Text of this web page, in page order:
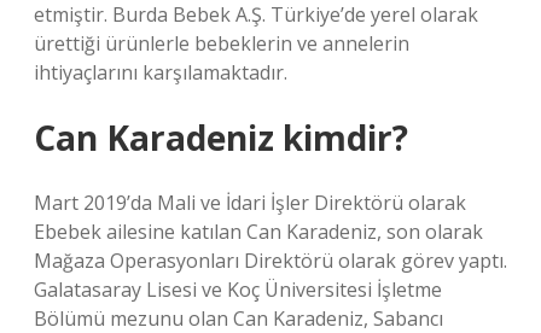
etmiştir. Burda Bebek A.Ş. Türkiye’de yerel olarak
ürettiği ürünlerle bebeklerin ve annelerin
ihtiyaçlarını karşılamaktadır.
Can Karadeniz kimdir?
Mart 2019’da Mali ve İdari İşler Direktörü olarak
Ebebek ailesine katılan Can Karadeniz, son olarak
Mağaza Operasyonları Direktörü olarak görev yaptı.
Galatasaray Lisesi ve Koç Üniversitesi İşletme
Bölümü mezunu olan Can Karadeniz, Sabancı